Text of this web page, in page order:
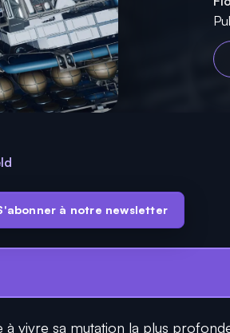
à notre newsletter
à vivre sa mutation la plus